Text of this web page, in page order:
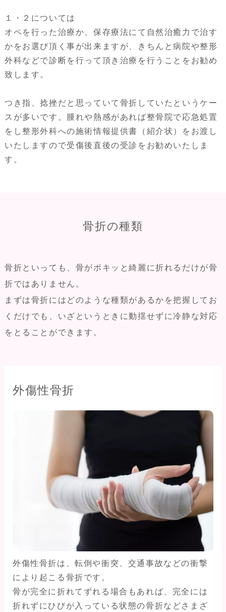
１・２については
オペを行った治療か、保存療法にて自然治癒力で治す
かをお選び頂く事が出来ますが、きちんと病院や整形
外科などで診断を行って頂き治療を行うことをお勧め
致します。
つき指、捻挫だと思っていて骨折していたというケー
スが多いです。腫れや熱感があれば整骨院で応急処置
をし整形外科への施術情報提供書（紹介状）をお渡し
いたしますので受傷後直後の受診をお勧めいたしま
す。
骨折の種類
骨折といっても、骨がポキッと綺麗に折れるだけが骨
折ではありません。
まずは骨折にはどのような種類があるかを把握してお
くだけでも、いざというときに動揺せずに冷静な対応
をとることができます。
外傷性骨折
外傷性骨折は、転倒や衝突、交通事故などの衝撃
により起こる骨折です。
骨が完全に折れてずれる場合もあれば、完全には
折れずにひびが入っている状態の骨折などさまざ